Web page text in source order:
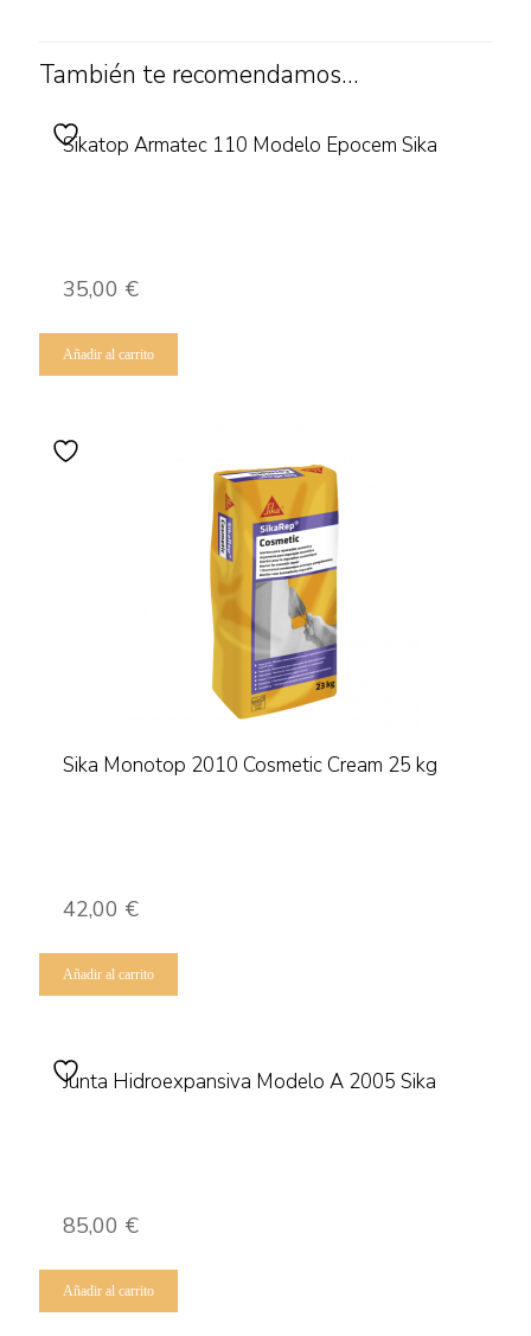
También te recomendamos…
Sikatop Armatec 110 Modelo Epocem Sika
35,00 €
Añadir al carrito
Sika Monotop 2010 Cosmetic Cream 25 kg
42,00 €
Añadir al carrito
Junta Hidroexpansiva Modelo A 2005 Sika
85,00 €
Añadir al carrito